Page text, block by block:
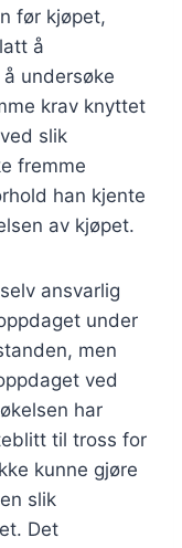
før kjøpet,
å
undersøke
krav knyttet
slik
fremme
han kjente
av kjøpet.
ansvarlig
under
men
ved
har
til tross for
kunne gjøre
slik
Det